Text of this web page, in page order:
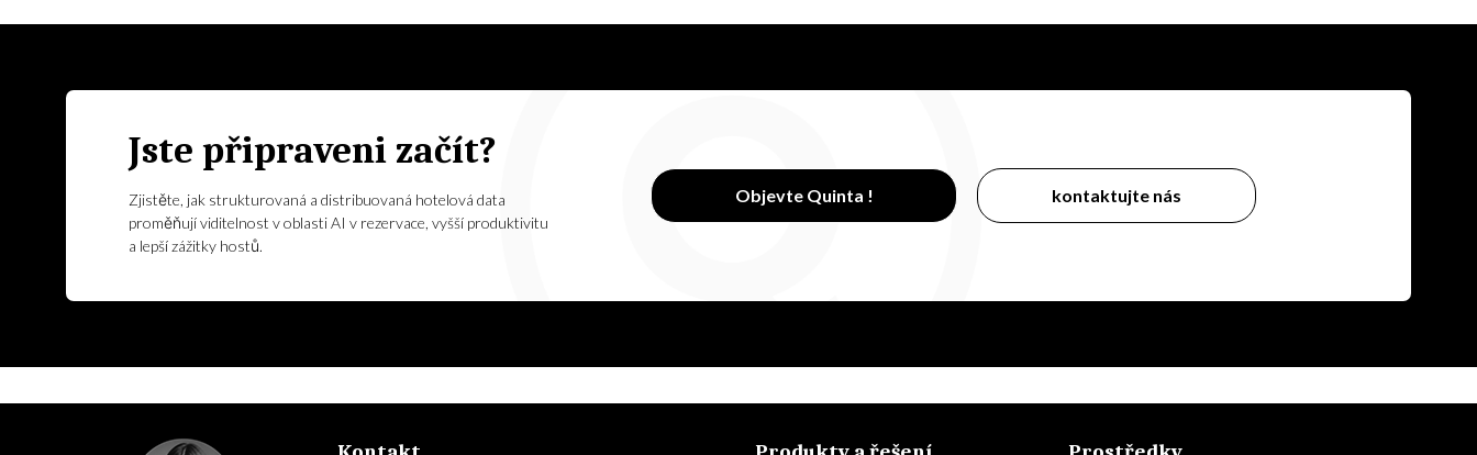
Jste připraveni začít?
Zjistěte, jak strukturovaná a distribuovaná hotelová data
proměňují viditelnost v oblasti AI v rezervace, vyšší produktivitu
a lepší zážitky hostů.
Objevte Quinta ! kontaktujte nás